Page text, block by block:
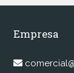
Empresa